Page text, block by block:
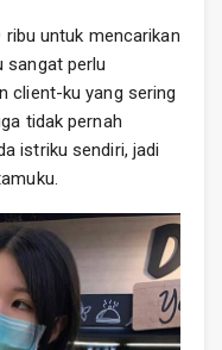
ribu untuk mencarikan
sangat perlu
client-ku yang sering
tidak pernah
istriku sendiri, jadi